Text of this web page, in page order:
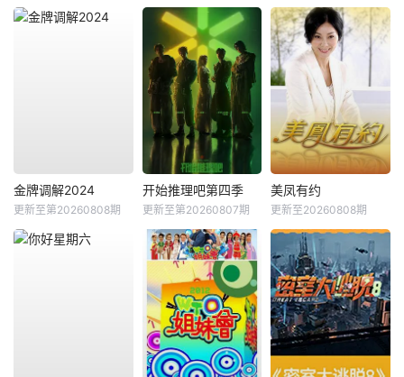
金牌调解2024
更新至第20260808期
开始推理吧第四季
更新至第20260807期
美凤有约
更新至20260808期